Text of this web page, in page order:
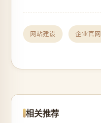
网站建设 企业官网
相关推荐